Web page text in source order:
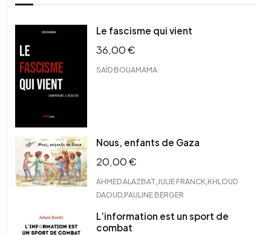
Le fascisme qui vient
36,00€
SAÏD BOUAMAMA
Nous, enfants de Gaza
20,00€
AHMED ALAZBAT JULIE FRANCK KHLOUD
DAOUD PAULINE BERGER
L’information est un sport de
combat